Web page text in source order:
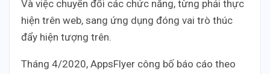
Và việc chuyển đổi các chức năng, từng phải thực
hiện trên web, sang ứng dụng đóng vai trò thúc
đẩy hiện tượng trên.
Tháng 4/2020, AppsFlyer công bố báo cáo theo